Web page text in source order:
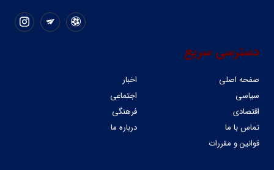
دسترسی سریع
صفحه اصلی
اخبار
سیاسی
اجتماعی
اقتصادی
فرهنگی
تماس با ما
درباره ما
قوانین و مقررات